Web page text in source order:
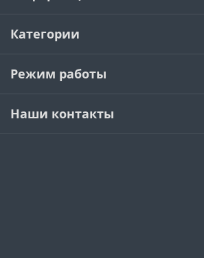
Категории
Режим работы
Наши контакты